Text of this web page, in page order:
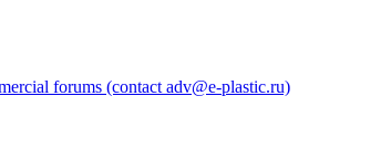
forums (contact adv@e-plastic.ru)